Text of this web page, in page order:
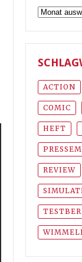
Archiv
ACTION
COMIC
HEFT
REVIEW